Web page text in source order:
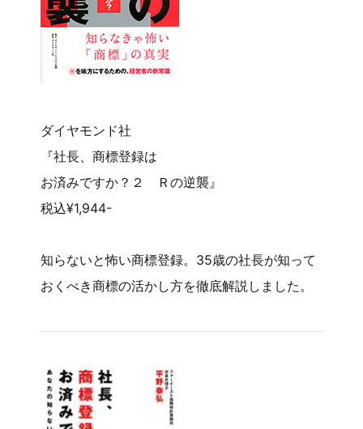
ダイヤモンド社
『社長、商標登録は
お済みですか？２ Ｒの逆襲』
税込¥1,944-
知らないと怖い商標登録。35歳の社長が知って
おくべき商標の活かし方を徹底解説しました。